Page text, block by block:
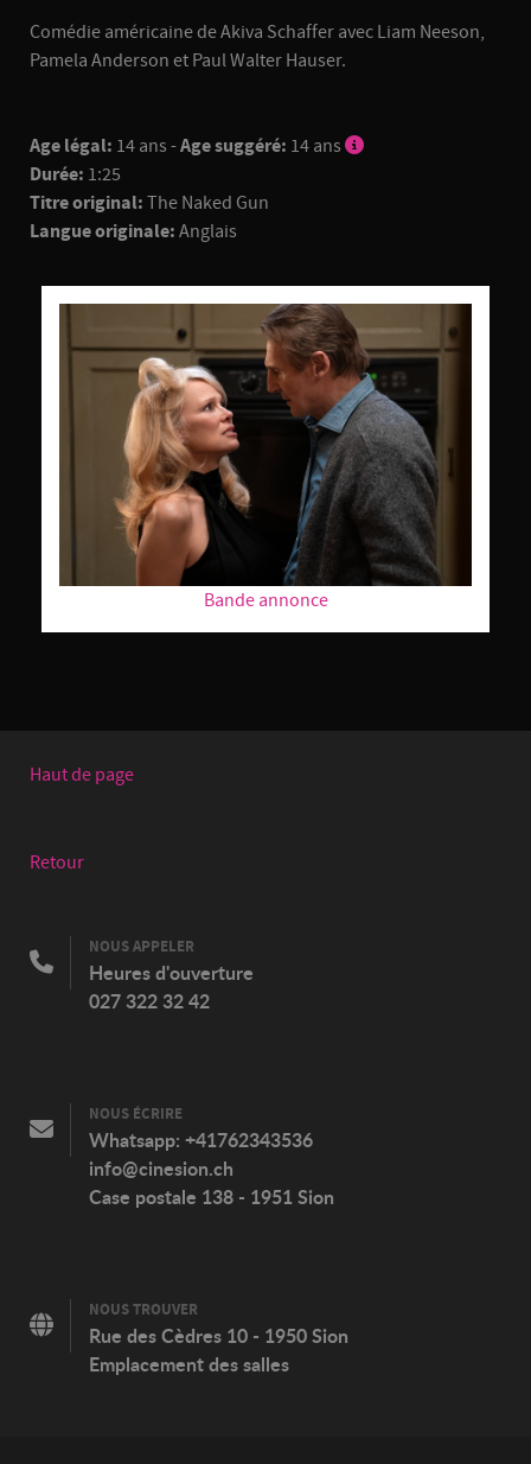
Comédie américaine de Akiva Schaffer avec Liam Neeson,
Pamela Anderson et Paul Walter Hauser.
Age légal: 14 ans -Age suggéré: 14 ans
Durée: 1:25
Titre original: The Naked Gun
Langue originale: Anglais
Bande annonce
Haut de page
Retour
NOUS APPELER
Heures d'ouverture
027 322 32 42
NOUS ÉCRIRE
Whatsapp: +41762343536
info@cinesion.ch
Case postale 138 - 1951 Sion
NOUS TROUVER
Rue des Cèdres 10 - 1950 Sion
Emplacement des salles